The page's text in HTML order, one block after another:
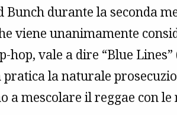
durante la seconda
viene unanimamente
hop, vale a dire “Blue
la naturale
a mescolare il reggae con